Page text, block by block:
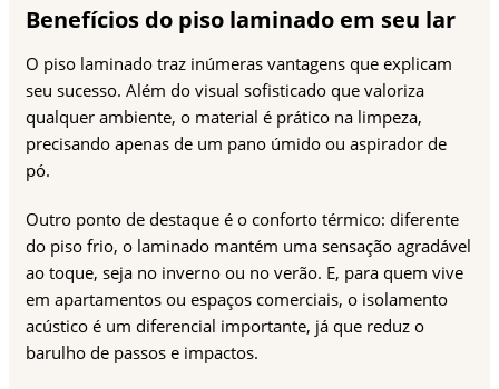
Benefícios do piso laminado em seu lar
O piso laminado traz inúmeras vantagens que explicam
seu sucesso. Além do visual sofisticado que valoriza
qualquer ambiente, o material é prático na limpeza,
precisando apenas de um pano úmido ou aspirador de
pó.
Outro ponto de destaque é o conforto térmico: diferente
do piso frio, o laminado mantém uma sensação agradável
ao toque, seja no inverno ou no verão. E, para quem vive
em apartamentos ou espaços comerciais, o isolamento
acústico é um diferencial importante, já que reduz o
barulho de passos e impactos.